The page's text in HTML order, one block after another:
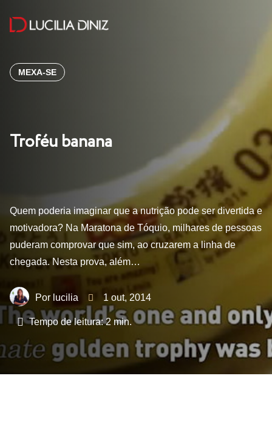
MEXA-SE
Troféu banana
Quem poderia imaginar que a nutrição pode ser divertida e
motivadora? Na Maratona de Tóquio, milhares de pessoas
puderam comprovar que sim, ao cruzarem a linha de
chegada. Nesta prova, além…
lucilia 1 out, 2014
Tempo de leitura: 2 min.